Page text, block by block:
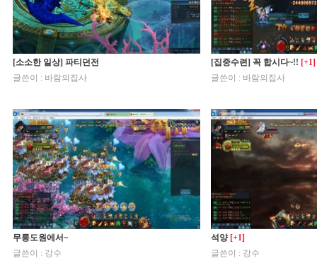
[소소한 일상] 파티던전
글쓴이 : 바람의집사
[집중수련] 꼭 합시다~!! [+1]
글쓴이 : 바람의집사
무릉도원에서~
글쓴이 : 강수
석양 [+1]
글쓴이 : 강수